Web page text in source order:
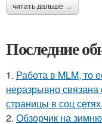
читать дальше →
Последние
1. Работа в MLM, то
неразрывно связана
страницы в соц сетях.
2. Обзорчик на